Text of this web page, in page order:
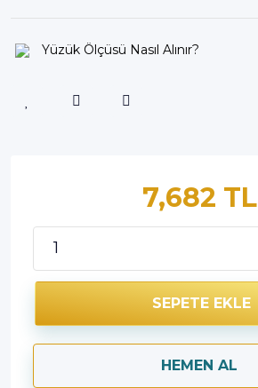
Yüzük Ölçüsü Nasıl Alınır?
7,682 TL
SEPETE EKLE
HEMEN AL